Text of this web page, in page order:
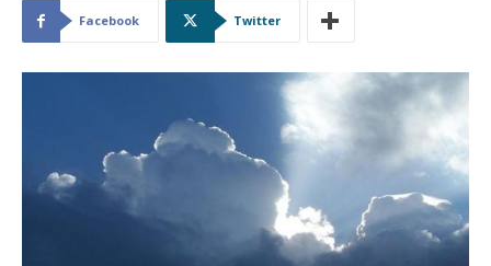
Facebook Twitter